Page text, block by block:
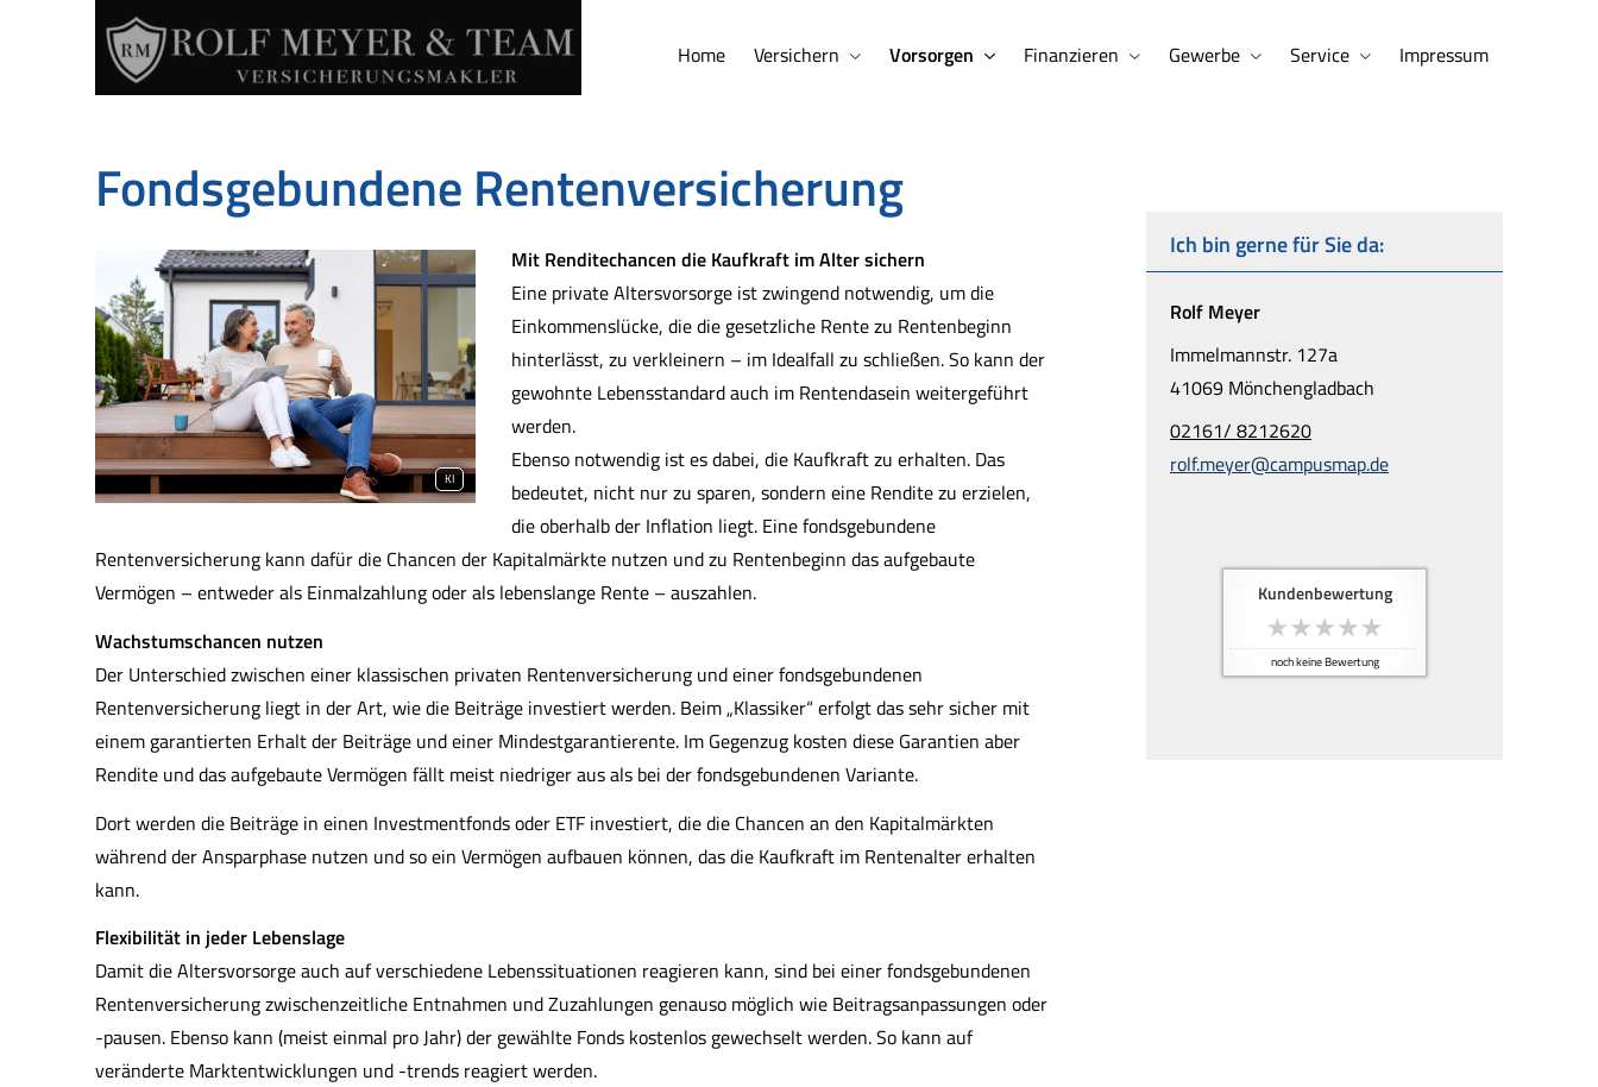
Home Versichern Vorsorgen Finanzieren Gewerbe Service Impressum
Ich bin gerne für Sie da:
Rolf Meyer
Immelmannstr. 127a
41069 Mönchengladbach
02161/ 8212620
rolf.meyer@campusmap.de
Kundenbewertung
noch keine Bewertung
Fondsgebundene Rentenversicherung
KI
Mit Renditechancen die Kaufkraft im Alter sichern
Eine private Alters­vorsorge ist zwingend notwendig, um die
Einkommenslücke, die die gesetzliche Rente zu Rentenbeginn
hinterlässt, zu verkleinern – im Idealfall zu schließen. So kann der
gewohnte Lebensstandard auch im Rentendasein weitergeführt
werden.
Ebenso notwendig ist es dabei, die Kaufkraft zu erhalten. Das
bedeutet, nicht nur zu sparen, sondern eine Rendite zu erzielen,
die oberhalb der Inflation liegt. Eine fondsgebundene
Rentenversicherung kann dafür die Chancen der Kapitalmärkte nutzen und zu Rentenbeginn das aufgebaute
Vermögen – entweder als Einmalzahlung oder als lebenslange Rente – auszahlen.
Wachstumschancen nutzen
Der Unterschied zwischen einer klassischen privaten Rentenversicherung und einer fondsgebundenen
Rentenversicherung liegt in der Art, wie die Beiträge investiert werden. Beim „Klassiker“ erfolgt das sehr sicher mit
einem garantierten Erhalt der Beiträge und einer Mindestgarantierente. Im Gegenzug kosten diese Garantien aber
Rendite und das aufgebaute Vermögen fällt meist niedriger aus als bei der fondsgebundenen Variante.
Dort werden die Beiträge in einen Investmentfonds oder ETF investiert, die die Chancen an den Kapitalmärkten
während der Ansparphase nutzen und so ein Vermögen aufbauen können, das die Kaufkraft im Rentenalter erhalten
kann.
Flexibilität in jeder Lebenslage
Damit die Alters­vorsorge auch auf verschiedene Lebenssituationen reagieren kann, sind bei einer fondsgebundenen
Rentenversicherung zwischenzeitliche Entnahmen und Zuzahlungen genauso möglich wie Beitragsanpassungen oder
-pausen. Ebenso kann (meist einmal pro Jahr) der gewählte Fonds kostenlos gewechselt werden. So kann auf
veränderte Marktentwicklungen und -trends reagiert werden.